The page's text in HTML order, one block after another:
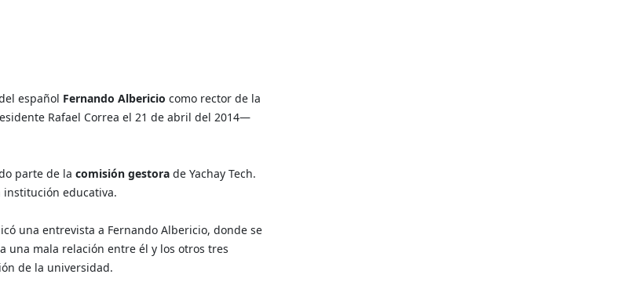
español Fernando Albericio como rector de la
Rafael Correa el 21 de abril del 2014—
parte de la comisión gestora de Yachay Tech.
institución educativa.
una entrevista a Fernando Albericio, donde se
una mala relación entre él y los otros tres
de la universidad.